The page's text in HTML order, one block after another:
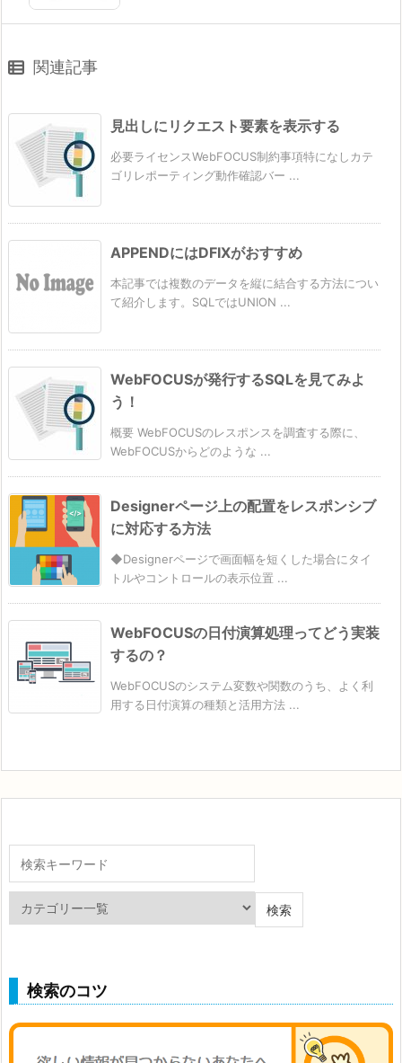
関連記事
見出しにリクエスト要素を表示する
必要ライセンスWebFOCUS制約事項特になしカテ
ゴリレポーティング動作確認バー ...
APPENDにはDFIXがおすすめ
本記事では複数のデータを縦に結合する方法につい
て紹介します。SQLではUNION ...
WebFOCUSが発行するSQLを見てみよ
う！
概要 WebFOCUSのレスポンスを調査する際に、
WebFOCUSからどのような ...
Designerページ上の配置をレスポンシブ
に対応する方法
◆Designerページで画面幅を短くした場合にタイ
トルやコントロールの表示位置 ...
WebFOCUSの日付演算処理ってどう実装
するの？
WebFOCUSのシステム変数や関数のうち、よく利
用する日付演算の種類と活用方法 ...
検索のコツ